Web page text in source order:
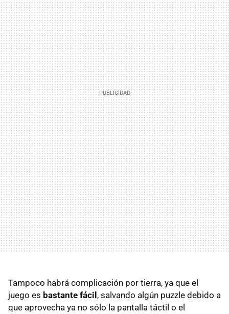
Tampoco habrá complicación por tierra, ya que el
juego es bastante fácil , salvando algún puzzle debido a
que aprovecha ya no sólo la pantalla táctil o el